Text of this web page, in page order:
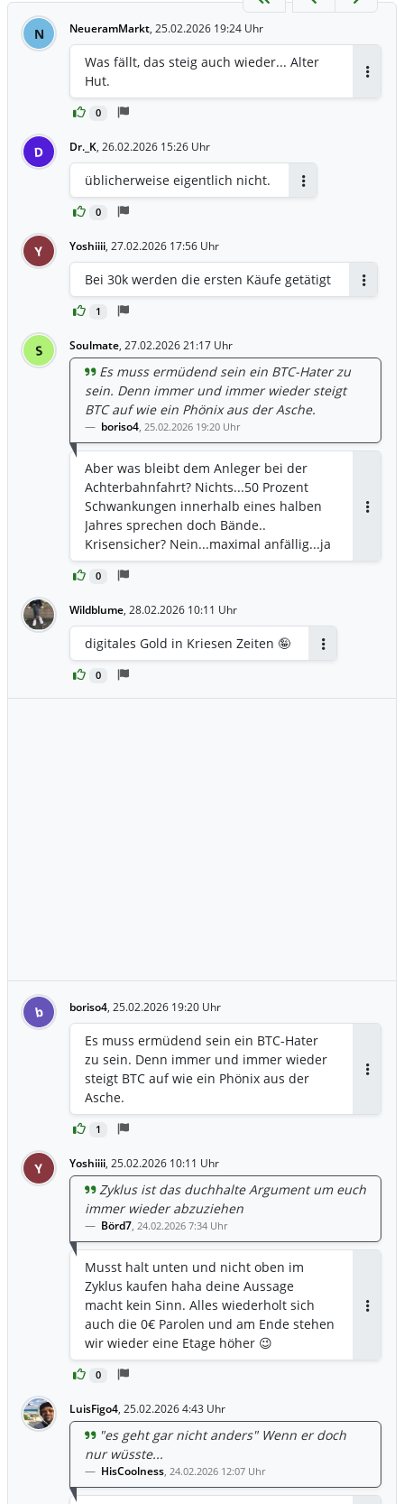
N NeueramMarkt, 25.02.2026 19:24 Uhr
0
Was fällt, das steig auch wieder... Alter
Hut.
D Dr._K, 26.02.2026 15:26 Uhr
0
üblicherweise eigentlich nicht.
Y Yoshiiii, 27.02.2026 17:56 Uhr
1
Bei 30k werden die ersten Käufe getätigt
S Soulmate, 27.02.2026 21:17 Uhr
0
Es muss ermüdend sein ein BTC-Hater zu
sein. Denn immer und immer wieder steigt
BTC auf wie ein Phönix aus der Asche.
boriso4, 25.02.2026 19:20 Uhr
Aber was bleibt dem Anleger bei der
Achterbahnfahrt? Nichts...50 Prozent
Schwankungen innerhalb eines halben
Jahres sprechen doch Bände..
Krisensicher? Nein...maximal anfällig...ja
Wildblume, 28.02.2026 10:11 Uhr
0
digitales Gold in Kriesen Zeiten 🤪
b boriso4, 25.02.2026 19:20 Uhr
1
Es muss ermüdend sein ein BTC-Hater
zu sein. Denn immer und immer wieder
steigt BTC auf wie ein Phönix aus der
Asche.
Y Yoshiiii, 25.02.2026 10:11 Uhr
0
Zyklus ist das duchhalte Argument um euch
immer wieder abzuziehen
Börd7, 24.02.2026 7:34 Uhr
Musst halt unten und nicht oben im
Zyklus kaufen haha deine Aussage
macht kein Sinn. Alles wiederholt sich
auch die 0€ Parolen und am Ende stehen
wir wieder eine Etage höher 😉
LuisFigo4, 25.02.2026 4:43 Uhr
"es geht gar nicht anders" Wenn er doch
nur wüsste...
HisCoolness, 24.02.2026 12:07 Uhr